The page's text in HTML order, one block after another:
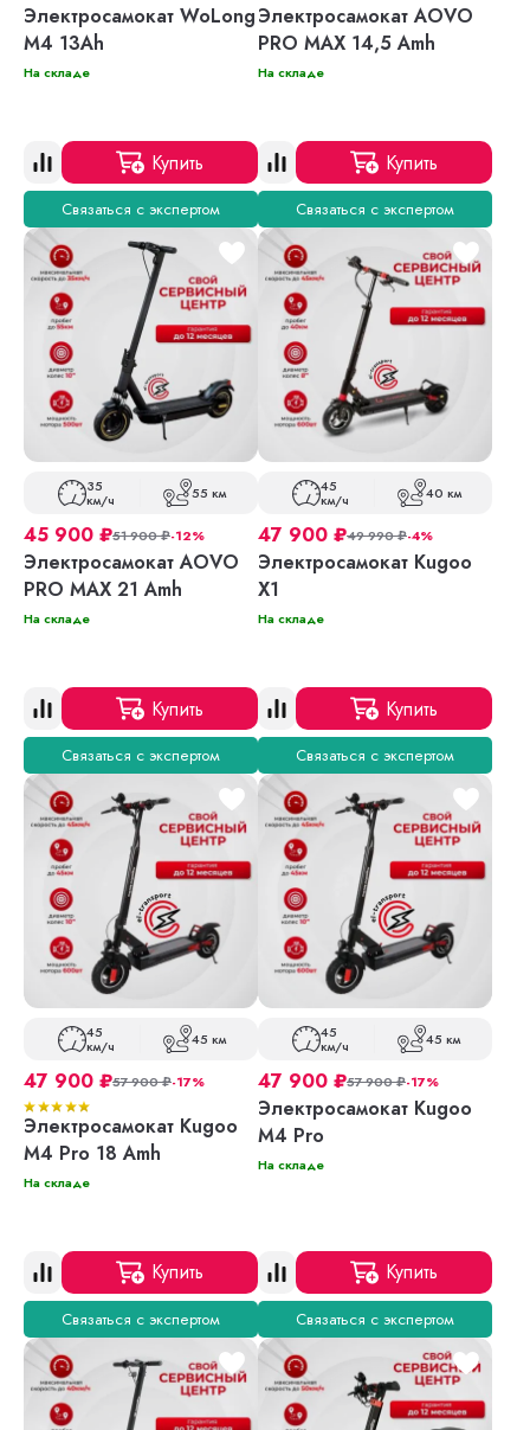
Электросамокат WoLong
M4 13Ah
На складе
Купить
Связаться с экспертом
Электросамокат AOVO
PRO MAX 14,5 Amh
На складе
Купить
Связаться с экспертом
35
км/ч 55 км
45 900 ₽51 900₽-12%
Электросамокат AOVO
PRO MAX 21 Amh
На складе
Купить
Связаться с экспертом
45
км/ч 40 км
47 900 ₽49 990₽-4%
Электросамокат Kugoo
X1
На складе
Купить
Связаться с экспертом
45
км/ч 45 км
47 900 ₽57 900₽-17%
Электросамокат Kugoo
M4 Pro 18 Amh
На складе
Купить
Связаться с экспертом
45
км/ч 45 км
47 900 ₽57 900₽-17%
Электросамокат Kugoo
M4 Pro
На складе
Купить
Связаться с экспертом